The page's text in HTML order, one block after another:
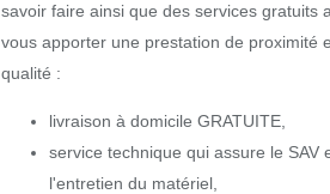
savoir faire ainsi que des services gratuits
vous apporter une prestation de proximité
qualité :
livraison à domicile GRATUITE,
service technique qui assure le SAV
l'entretien du matériel,